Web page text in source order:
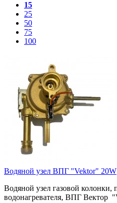
15
25
50
75
100
Водяной узел ВПГ "Vektor" 20W
Водяной узел газовой колонки,
водонагревателя, ВПГ Вектор